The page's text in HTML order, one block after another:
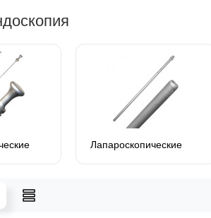
Лапароскопические